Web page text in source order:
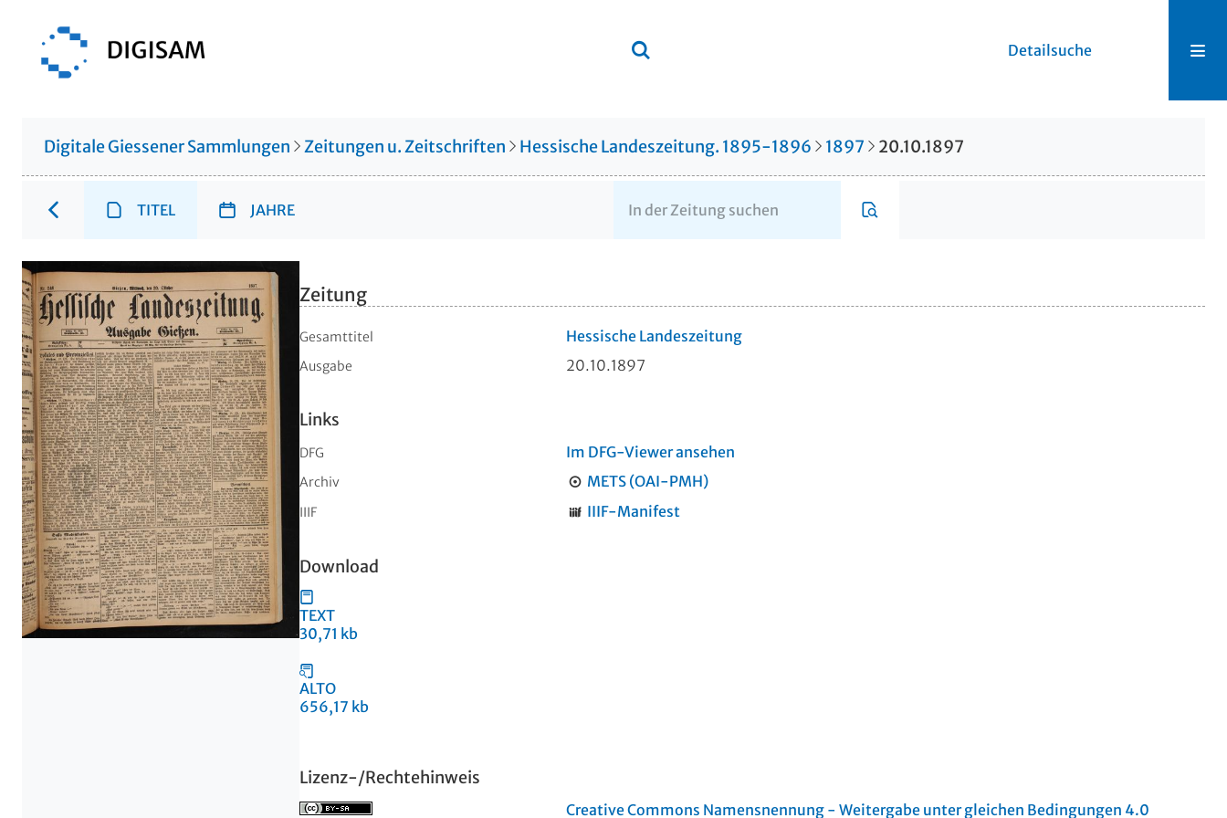
Detailsuche
Digitale Giessener Sammlungen Zeitungen u. Zeitschriften Hessische Landeszeitung. 1895-1896 1897 20.10.1897
TITEL JAHRE
Zeitung
Gesamttitel Hessische Landeszeitung
Ausgabe 20.10.1897
Links
DFG Im DFG-Viewer ansehen
Archiv METS (OAI-PMH)
IIIF IIIF-Manifest
Download
TEXT
30,71 kb
ALTO
656,17 kb
Lizenz-/Rechtehinweis
Creative Commons Namensnennung - Weitergabe unter gleichen Bedingungen 4.0